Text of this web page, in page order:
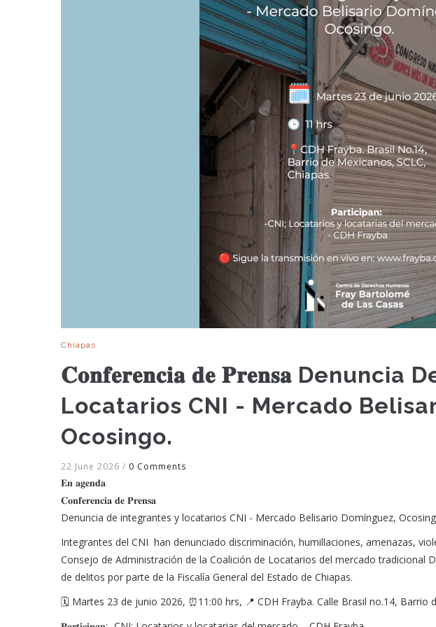
Chiapas
𝐂𝐨𝐧𝐟𝐞𝐫𝐞𝐧𝐜𝐢𝐚 𝐝𝐞 𝐏𝐫𝐞𝐧𝐬𝐚 Denuncia
Locatarios CNI - Mercado
Ocosingo.
22 June 2026 / 0 Comments
𝐄𝐧 𝐚𝐠𝐞𝐧𝐝𝐚
𝐂𝐨𝐧𝐟𝐞𝐫𝐞𝐧𝐜𝐢𝐚 𝐝𝐞 𝐏𝐫𝐞𝐧𝐬𝐚
Denuncia de integrantes y locatarios CNI - Mercado Belisario Domínguez,
Integrantes del CNI han denunciado discriminación, humillaciones, amenazas,
Consejo de Administración de la Coalición de Locatarios del mercado tradicional
de delitos por parte de la Fiscalía General del Estado de Chiapas.
🗓️ Martes 23 de junio 2026, ⏰11:00 hrs, 📍 CDH Frayba. Calle Brasil no.14, Barrio